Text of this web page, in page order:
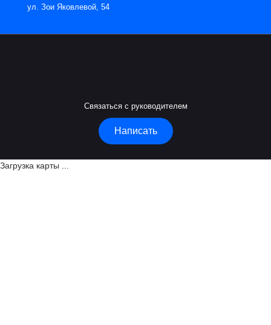
ул. Зои Яковлевой, 54
Связаться с руководителем
Написать
Загрузка карты ...